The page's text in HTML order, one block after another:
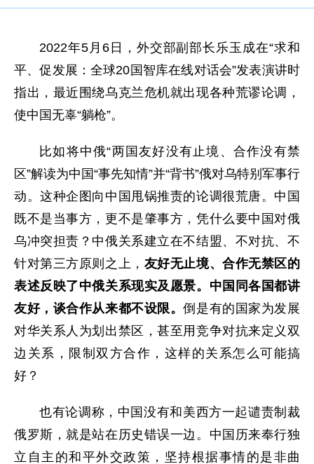
2022年5月6日，外交部副部长乐玉成在“求和
平、促发展：全球20国智库在线对话会”发表演讲时
指出，最近围绕乌克兰危机就出现各种荒谬论调，
使中国无辜“躺枪”。
比如将中俄“两国友好没有止境、合作没有禁
区”解读为中国“事先知情”并“背书”俄对乌特别军事行
动。这种企图向中国甩锅推责的论调很荒唐。中国
既不是当事方，更不是肇事方，凭什么要中国对俄
乌冲突担责？中俄关系建立在不结盟、不对抗、不
针对第三方原则之上， 友好无止境、合作无禁区的
表述反映了中俄关系现实及愿景。中国同各国都讲
友好，谈合作从来都不设限。倒是有的国家为发展
对华关系人为划出禁区，甚至用竞争对抗来定义双
边关系，限制双方合作，这样的关系怎么可能搞
好？
也有论调称，中国没有和美西方一起谴责制裁
俄罗斯，就是站在历史错误一边。中国历来奉行独
立自主的和平外交政策，坚持根据事情的是非曲